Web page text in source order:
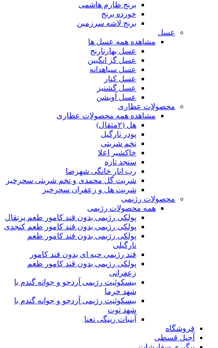
برنج طارم هاشمی
خورده برنج
برنج لاشه سرزمین
عسل
مشاهده همه عسل ها
عسل بهارنارنج
عسل گز انگبین
عسل سیاهدانه
عسل کنار
عسل گشنیز
عسل آویشن
محصولات عطاری
مشاهده همه محصولات عطاری
هل (۲مثقال)
پودر نارگیل
تخم شربتی
خاکشیر اعلا
سنجد تازه
رب انار خانگی شهرضا
شربت گل محمدی و تخم شربتی سحرخیز
شربت هل و زعفران سحرخیز
محصولات رژیمی
همه محصولات رژیمی
پولکی رژیمی بدون قند کامور طعم پرتقال
پولکی رژیمی بدون قند کامور طعم کنجدی
پولکی رژیمی بدون قند کامور طعم
نارگیلی
قند رژیمی حبه ای بدون قند کامور
پولکی رژیمی بدون قند کامور طعم
زعفرانی
بيسکوئيت رژیمی آردجو و جوانه گندم با
شهد خرما
بيسکوئيت رژیمی آردجو و جوانه گندم با
شهد توت
آبنبات رینگی نعنا
فروشگاه
آجیل قسطی